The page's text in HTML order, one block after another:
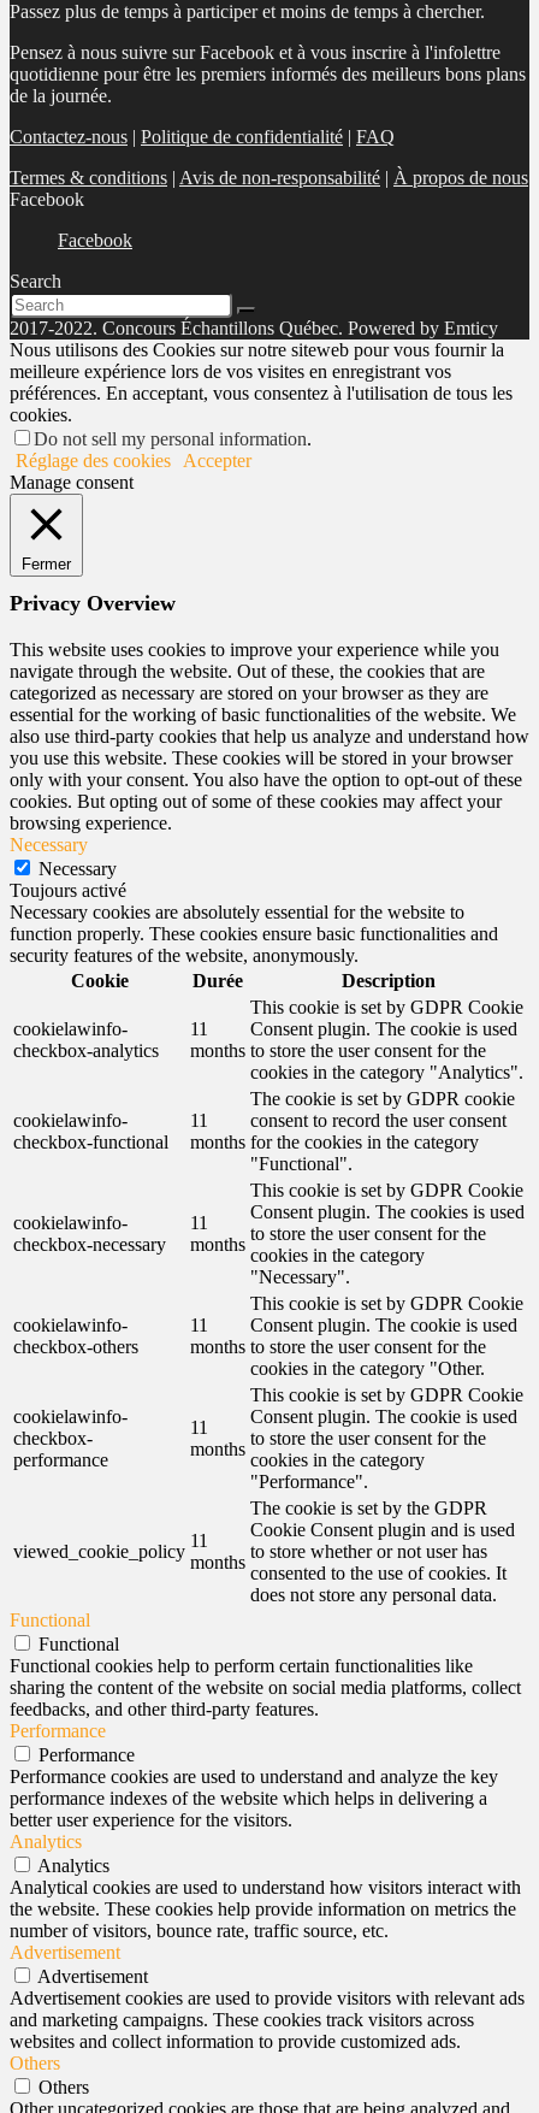
Passez plus de temps à participer et moins de temps à chercher.
Pensez à nous suivre sur Facebook et à vous inscrire à l'infolettre
quotidienne pour être les premiers informés des meilleurs bons plans
de la journée.
Contactez-nous | Politique de confidentialité | FAQ
Termes & conditions | Avis de non-responsabilité | À propos de nous
Facebook
Facebook
Search
2017-2022. Concours Échantillons Québec. Powered by Emticy
Nous utilisons des Cookies sur notre siteweb pour vous fournir la
meilleure expérience lors de vos visites en enregistrant vos
préférences. En acceptant, vous consentez à l'utilisation de tous les
cookies.
Do not sell my personal information.
Réglage des cookies
Accepter
Manage consent
Fermer
Privacy Overview
This website uses cookies to improve your experience while you
navigate through the website. Out of these, the cookies that are
categorized as necessary are stored on your browser as they are
essential for the working of basic functionalities of the website. We
also use third-party cookies that help us analyze and understand how
you use this website. These cookies will be stored in your browser
only with your consent. You also have the option to opt-out of these
cookies. But opting out of some of these cookies may affect your
browsing experience.
Necessary
Necessary
Toujours activé
Necessary cookies are absolutely essential for the website to
function properly. These cookies ensure basic functionalities and
security features of the website, anonymously.
Cookie
Durée Description
cookielawinfo-
checkbox-analytics
11
months
This cookie is set by GDPR Cookie
Consent plugin. The cookie is used
to store the user consent for the
cookies in the category "Analytics".
cookielawinfo-
checkbox-functional
11
months
The cookie is set by GDPR cookie
consent to record the user consent
for the cookies in the category
"Functional".
cookielawinfo-
checkbox-necessary
11
months
This cookie is set by GDPR Cookie
Consent plugin. The cookies is used
to store the user consent for the
cookies in the category
"Necessary".
cookielawinfo-
checkbox-others
11
months
This cookie is set by GDPR Cookie
Consent plugin. The cookie is used
to store the user consent for the
cookies in the category "Other.
cookielawinfo-
checkbox-
performance
11
months
This cookie is set by GDPR Cookie
Consent plugin. The cookie is used
to store the user consent for the
cookies in the category
"Performance".
viewed_cookie_policy
11
months
The cookie is set by the GDPR
Cookie Consent plugin and is used
to store whether or not user has
consented to the use of cookies. It
does not store any personal data.
Functional
Functional
Functional cookies help to perform certain functionalities like
sharing the content of the website on social media platforms, collect
feedbacks, and other third-party features.
Performance
Performance
Performance cookies are used to understand and analyze the key
performance indexes of the website which helps in delivering a
better user experience for the visitors.
Analytics
Analytics
Analytical cookies are used to understand how visitors interact with
the website. These cookies help provide information on metrics the
number of visitors, bounce rate, traffic source, etc.
Advertisement
Advertisement
Advertisement cookies are used to provide visitors with relevant ads
and marketing campaigns. These cookies track visitors across
websites and collect information to provide customized ads.
Others
Others
Other uncategorized cookies are those that are being analyzed and